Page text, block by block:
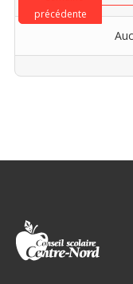
précédente